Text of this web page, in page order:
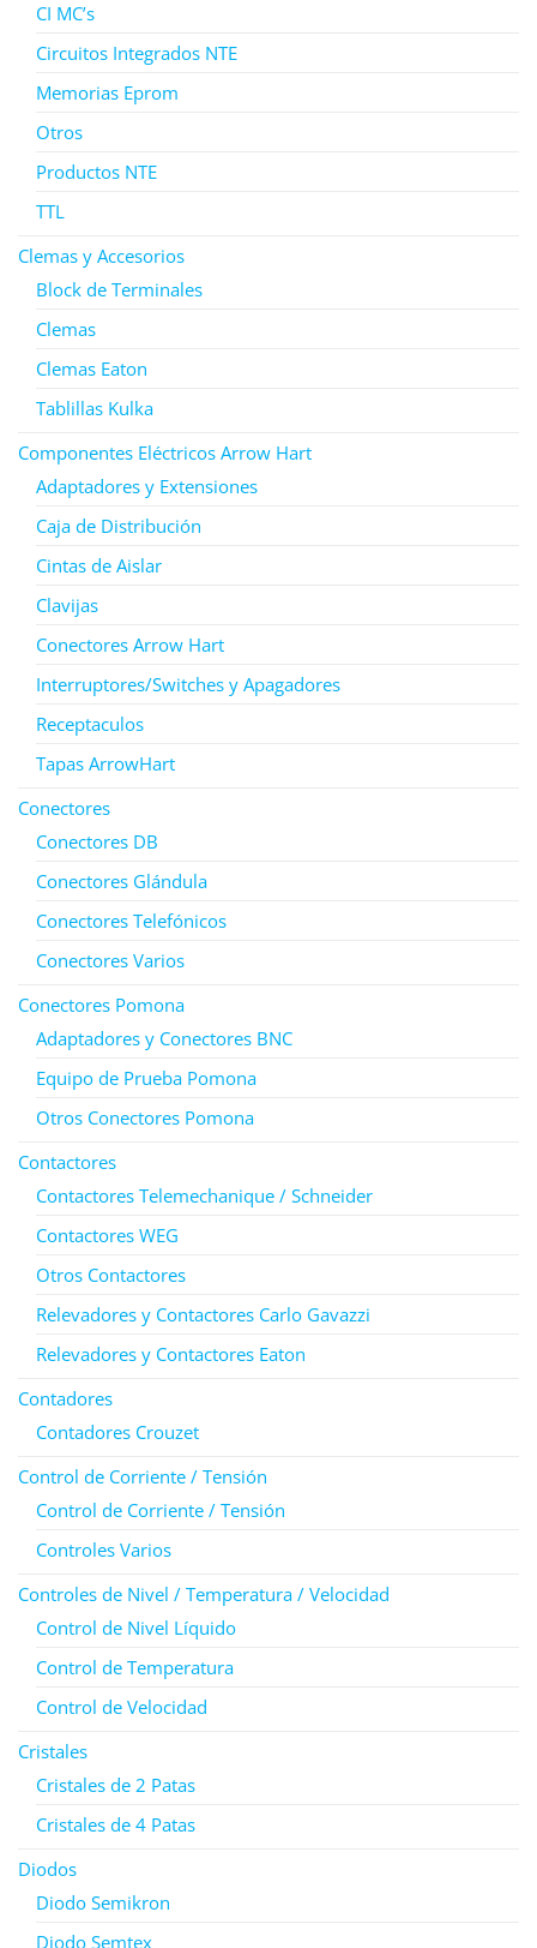
CI MC’s
Circuitos Integrados NTE
Memorias Eprom
Otros
Productos NTE
TTL
Clemas y Accesorios
Block de Terminales
Clemas
Clemas Eaton
Tablillas Kulka
Componentes Eléctricos Arrow Hart
Adaptadores y Extensiones
Caja de Distribución
Cintas de Aislar
Clavijas
Conectores Arrow Hart
Interruptores/Switches y Apagadores
Receptaculos
Tapas ArrowHart
Conectores
Conectores DB
Conectores Glándula
Conectores Telefónicos
Conectores Varios
Conectores Pomona
Adaptadores y Conectores BNC
Equipo de Prueba Pomona
Otros Conectores Pomona
Contactores
Contactores Telemechanique / Schneider
Contactores WEG
Otros Contactores
Relevadores y Contactores Carlo Gavazzi
Relevadores y Contactores Eaton
Contadores
Contadores Crouzet
Control de Corriente / Tensión
Control de Corriente / Tensión
Controles Varios
Controles de Nivel / Temperatura / Velocidad
Control de Nivel Líquido
Control de Temperatura
Control de Velocidad
Cristales
Cristales de 2 Patas
Cristales de 4 Patas
Diodos
Diodo Semikron
Diodo Semtex